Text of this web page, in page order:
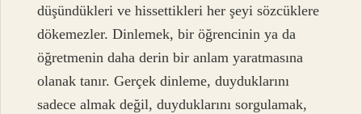
düşündükleri ve hissettikleri her şeyi sözcüklere
dökemezler. Dinlemek, bir öğrencinin ya da
öğretmenin daha derin bir anlam yaratmasına
olanak tanır. Gerçek dinleme, duyduklarını
sadece almak değil, duyduklarını sorgulamak,